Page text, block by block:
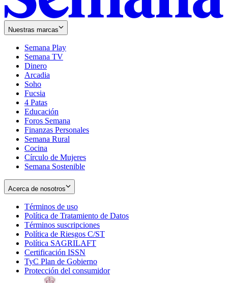
Nuestras marcas
Semana Play
Semana TV
Dinero
Arcadia
Soho
in
new
window
Fucsia
in
new
window
4 Patas
Educación
Foros Semana
Finanzas Personales
Semana Rural
Cocina
Círculo de Mujeres
Semana Sostenible
Acerca de nosotros
Términos de uso
in
new
window
Política de Tratamiento de Datos
Términos suscripciones
in
Política de Riesgos C/ST
Política SAGRILAFT
new
window
Certificación ISSN
in
new
TyC Plan de Gobierno
in
Protección del consumidorOpens